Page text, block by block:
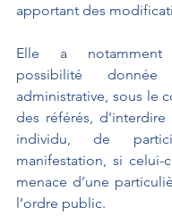
apportant des
Elle a
possibilité
administrative, sous le
des référés, d'interdire
individu, de
manifestation, si celui-
menace d’une
l’ordre public.